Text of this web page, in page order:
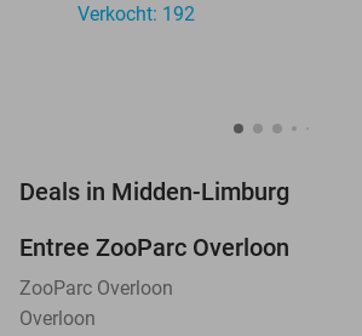
Verkocht: 192
Deals in Midden-Limburg
TODAY
Entree ZooParc Overloon
ZooParc Overloon
Overloon